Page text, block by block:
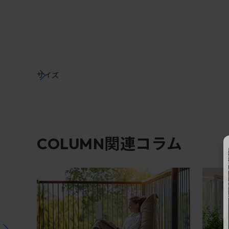
サイズ
COLUMN関連コラム